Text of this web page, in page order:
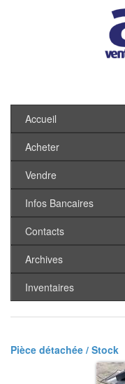
Accueil
Acheter
Vendre
Infos Bancaires
Contacts
Archives
Inventaires
Pièce détachée / Stock